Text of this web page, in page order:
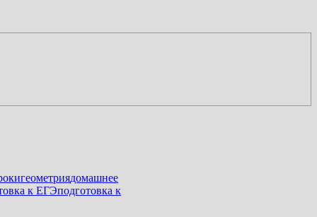
геометриядомашнее
к ЕГЭподготовка к